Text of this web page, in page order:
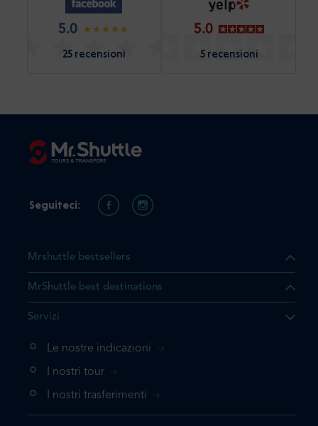
5.0
25 recensioni
5.0
5 recensioni
il prodotto che state
nel vostro carrello. Se
la prenotazione.
prodotto
Mrshuttle bestsellers
MrShuttle best destinations
Servizi
Le nostre indicazioni
I nostri tour
I nostri trasferimenti
Seguiteci: